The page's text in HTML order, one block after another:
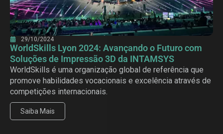
29/10/2024
WorldSkills Lyon 2024: Avançando o Futuro com
Soluções de Impressão 3D da INTAMSYS
WorldSkills é uma organização global de referência que
promove habilidades vocacionais e excelência através de
competições internacionais.
Saiba Mais